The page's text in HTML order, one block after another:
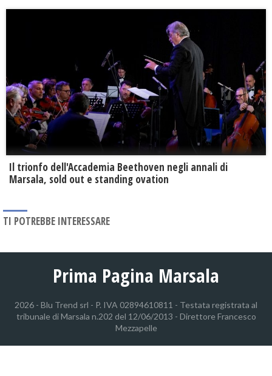
Il trionfo dell'Accademia Beethoven negli annali di
Marsala, sold out e standing ovation
TI POTREBBE INTERESSARE
Prima Pagina Marsala
2026 - Blu Trend srl - P. IVA 02894610811 - Testata registrata al
tribunale di Marsala n.202 del 12/06/2013 - Direttore Francesco
Mezzapelle